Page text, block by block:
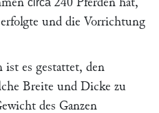
circa
und die Vorrichtung
es gestattet, den
Breite und Dicke zu
des Ganzen